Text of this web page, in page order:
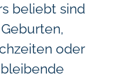
beliebt sind
oder